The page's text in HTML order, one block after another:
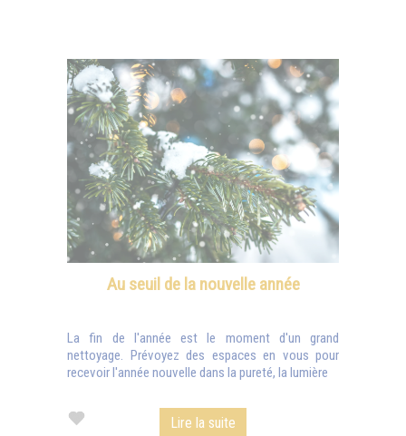
Au seuil de la nouvelle année
La fin de l'année est le moment d'un grand
nettoyage. Prévoyez des espaces en vous pour
recevoir l'année nouvelle dans la pureté, la lumière
Lire la suite